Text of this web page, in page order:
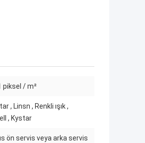
piksel / m²
, Linsn , Renkli ışık ,
, Kystar
ön servis veya arka servis